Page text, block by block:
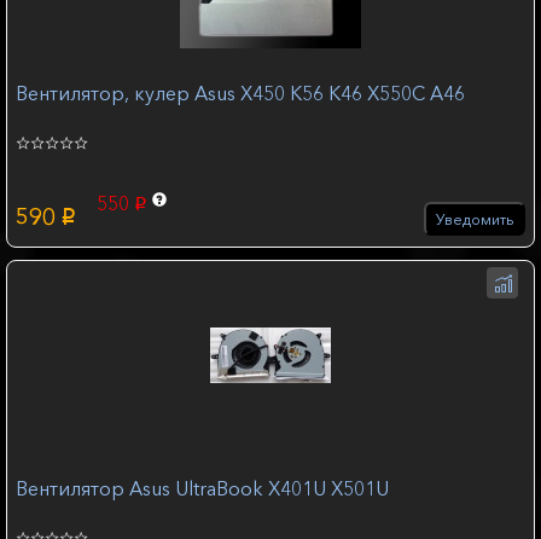
Вентилятор, кулер Asus X450 K56 K46 X550C A46
590 p
550 p
Уведомить
Вентилятор Asus UltraBook X401U X501U